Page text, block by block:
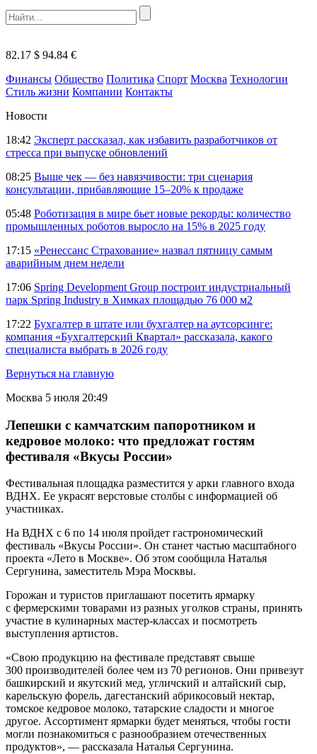
82.17 $ 94.84 €
Финансы Общество Политика Спорт Москва Технологии
Стиль жизни Компании Контакты
Новости
18:42 Эксперт рассказал, как избавить разработчиков от
стресса при выпуске обновлений
08:25 Выше чек — без навязчивости: три сценария
консультации, прибавляющие 15–20% к продаже
05:48 Роботизация в мире бьет новые рекорды: количество
промышленных роботов выросло на 15% в 2025 году
17:15 «Ренессанс Страхование» назвал пятницу самым
аварийным днем недели
17:06 Spring Development Group построит индустриальный
парк Spring Industry в Химках площадью 76 000 м2
17:22 Бухгалтер в штате или бухгалтер на аутсорсинге:
компания «Бухгалтерский Квартал» рассказала, какого
специалиста выбрать в 2026 году
Вернуться на главную
Москва 5 июля 20:49
Лепешки с камчатским папоротником и
кедровое молоко: что предложат гостям
фестиваля «Вкусы России»
Фестивальная площадка разместится у арки главного входа
ВДНХ. Ее украсят верстовые столбы с информацией об
участниках.
На ВДНХ с 6 по 14 июля пройдет гастрономический
фестиваль «Вкусы России». Он станет частью масштабного
проекта «Лето в Москве». Об этом сообщила Наталья
Сергунина, заместитель Мэра Москвы.
Горожан и туристов приглашают посетить ярмарку
с фермерскими товарами из разных уголков страны, принять
участие в кулинарных мастер-классах и посмотреть
выступления артистов.
«Свою продукцию на фестивале представят свыше
300 производителей более чем из 70 регионов. Они привезут
башкирский и якутский мед, угличский и алтайский сыр,
карельскую форель, дагестанский абрикосовый нектар,
томское кедровое молоко, татарские сладости и многое
другое. Ассортимент ярмарки будет меняться, чтобы гости
могли познакомиться с разнообразием отечественных
продуктов», — рассказала Наталья Сергунина.